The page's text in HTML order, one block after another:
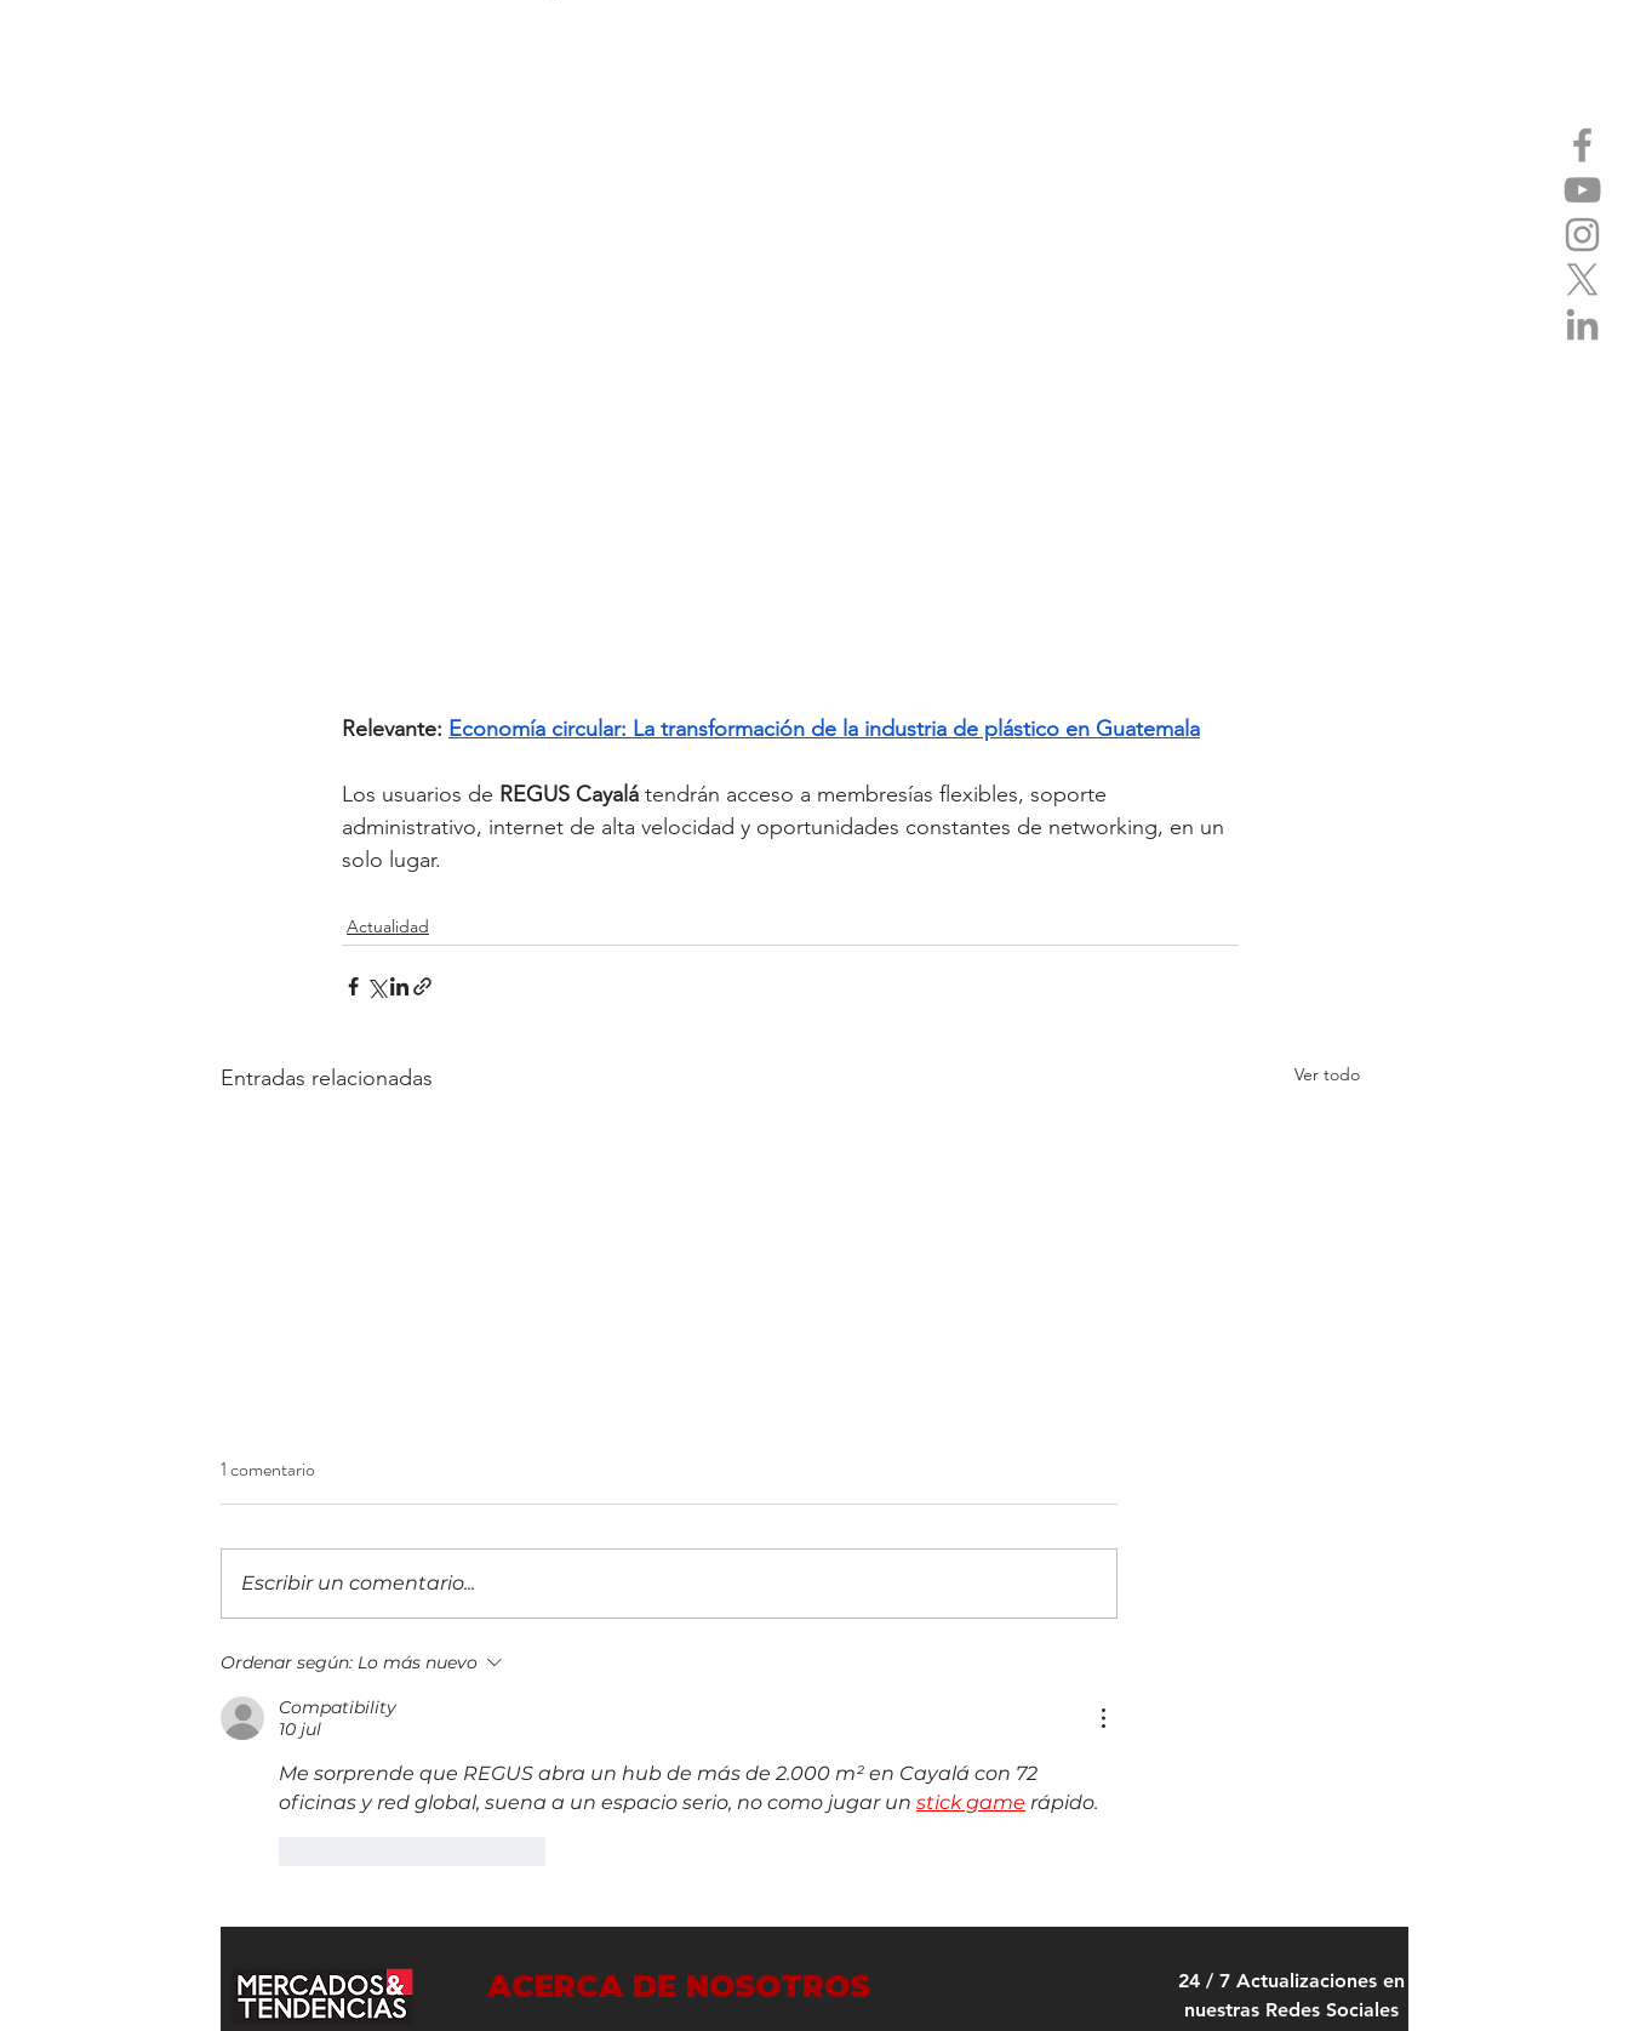
Relevante: Economía circular: La transformación de la industria de plástico en Guatemala
Los usuarios de REGUS Cayalá tendrán acceso a membresías flexibles, soporte
administrativo, internet de alta velocidad y oportunidades constantes de networking, en un
solo lugar.
Actualidad
Entradas relacionadas Ver todo
Evolución Pyme Guatemala 2026
reunió a más de 400 empresarios
1 comentario
Escribir un comentario...
Ordenar según: Lo más nuevo
Compatibility
10 jul
Me sorprende que REGUS abra un hub de más de 2.000 m² en Cayalá con 72
oficinas y red global, suena a un espacio serio, no como jugar un stick game rápido.
ACERCA DE NOSOTROS
24 / 7 Actualizaciones en
nuestras Redes Sociales